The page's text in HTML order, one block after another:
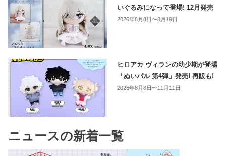
いぐるみになって登場! 12月発売
2026年8月8日〜8月19日
ヒロアカ ヴィランの幼少期が登場
「ぬいパル 第4弾」発売! 再販も!
2026年8月8日〜11月11日
ニュースの新着一覧